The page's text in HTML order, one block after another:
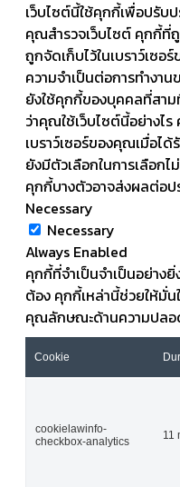
เว็บไซต์นี้ใช้คุกกี้เพื่อปรั
คุณสำรวจเว็บไซต์ คุกกี้ที่
ถูกจัดเก็บไว้ในเบราว์เซ
ความจำเป็นต่อการทำงา
ยังใช้คุกกี้ของบุคคลที่สามที่
ว่าคุณใช้เว็บไซต์นี้อย่างไร
เบราว์เซอร์ของคุณเมื่อ
ยังมีตัวเลือกในการเลือกไ
คุกกี้บางตัวอาจส่งผลต่อ
Necessary
Necessary
Always Enabled
คุกกี้ที่จำเป็นจำเป็นอย่าง
ต้อง คุกกี้เหล่านี้ช่วยให้มั่
คุณลักษณะด้านความปลอ
Cookie
cookielawinfo-
checkbox-analytics
11